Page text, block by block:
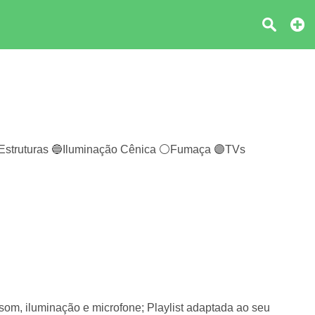
🔵Iluminação Cênica ⚪️Fumaça 🟣TVs
iluminação e microfone; Playlist adaptada ao seu